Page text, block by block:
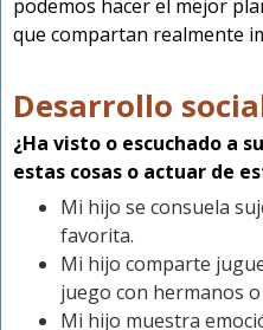
podemos hacer el mejor
que compartan realmente
Desarrollo
¿Ha visto o escuchado a
estas cosas o actuar de
Mi hijo se consuela
favorita.
Mi hijo comparte
juego con hermanos
Mi hijo muestra